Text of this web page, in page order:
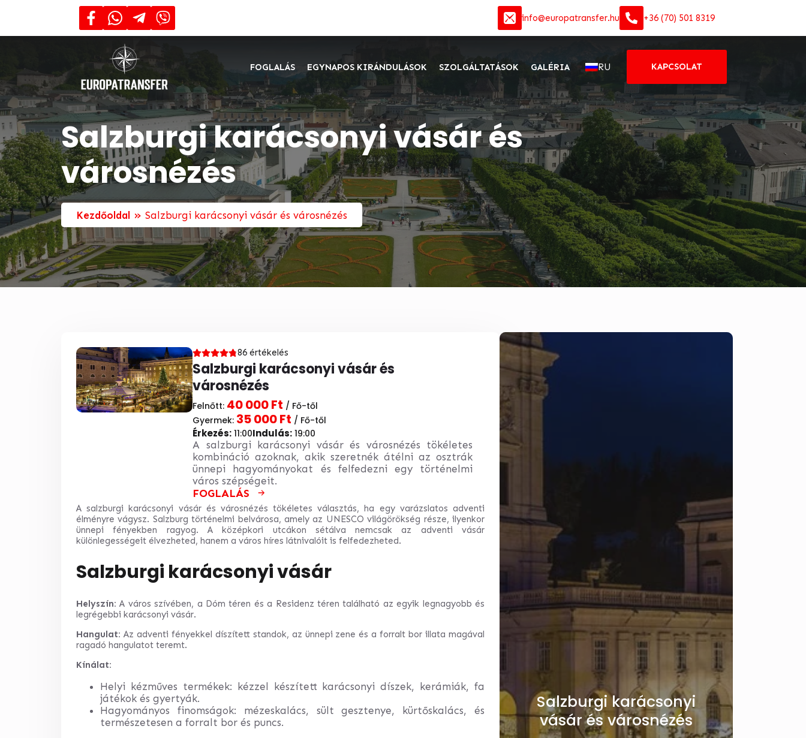
info@europatransfer.hu +36 (70) 501 8319
FOGLALÁS EGYNAPOS KIRÁNDULÁSOK SZOLGÁLTATÁSOK GALÉRIA RU KAPCSOLAT
Salzburgi karácsonyi vásár és
városnézés
Kezdőoldal » Salzburgi karácsonyi vásár és városnézés
86 értékelés
Salzburgi karácsonyi vásár és
városnézés
Felnőtt: 40 000 Ft / Fő-től
Gyermek: 35 000 Ft / Fő-től
Érkezés: 11:00Indulás: 19:00
A salzburgi karácsonyi vásár és városnézés tökéletes
kombináció azoknak, akik szeretnék átélni az osztrák
ünnepi hagyományokat és felfedezni egy történelmi
város szépségeit.
FOGLALÁS
A salzburgi karácsonyi vásár és városnézés tökéletes választás, ha egy varázslatos adventi
élményre vágysz. Salzburg történelmi belvárosa, amely az UNESCO világörökség része, ilyenkor
ünnepi fényekben ragyog. A középkori utcákon sétálva nemcsak az adventi vásár
különlegességeit élvezheted, hanem a város híres látnivalóit is felfedezheted.
Salzburgi karácsonyi vásár
Helyszín: A város szívében, a Dóm téren és a Residenz téren található az egyik legnagyobb és
legrégebbi karácsonyi vásár.
Hangulat: Az adventi fényekkel díszített standok, az ünnepi zene és a forralt bor illata magával
ragadó hangulatot teremt.
Kínálat:
Helyi kézműves termékek: kézzel készített karácsonyi díszek, kerámiák, fa
játékok és gyertyák.
Hagyományos finomságok: mézeskalács, sült gesztenye, kürtőskalács, és
természetesen a forralt bor és puncs.
Salzburgi karácsonyi
vásár és városnézés